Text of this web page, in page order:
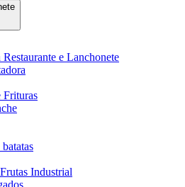
Restaurante e Lanchonete
Frituras
Industrial